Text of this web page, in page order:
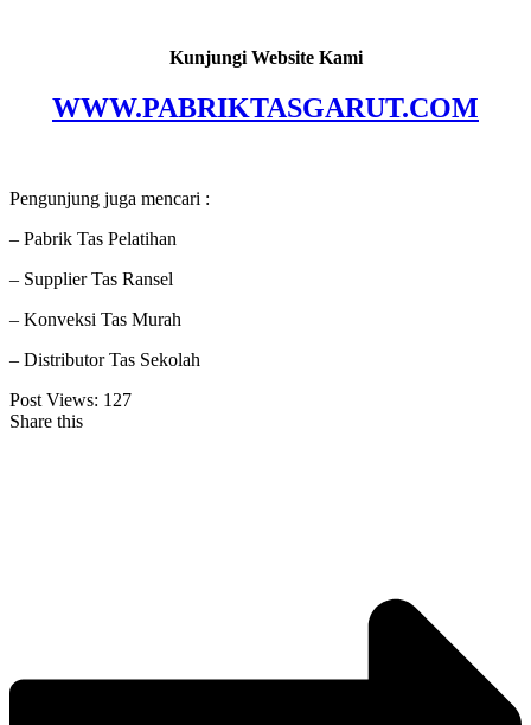
Kunjungi Website Kami
WWW.PABRIKTASGARUT.COM
Pengunjung juga mencari :
– Pabrik Tas Pelatihan
– Supplier Tas Ransel
– Konveksi Tas Murah
– Distributor Tas Sekolah
Post Views: 127
Share this